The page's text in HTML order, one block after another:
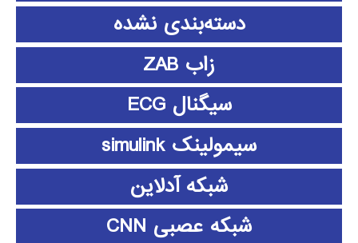
دسته‌بندی نشده
زاب ZAB
سیگنال ECG
سیمولینک simulink
شبکه آدلاین
شبکه عصبی CNN